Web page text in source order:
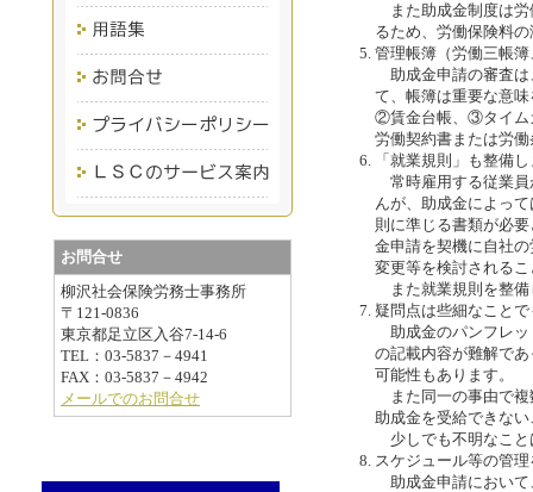
また助成金制度は労
るため、労働保険料
管理帳簿（労働三帳
助成金申請の審査は
て、帳簿は重要な意
②賃金台帳、③タイム
労働契約書または労
「就業規則」も整備
常時雇用する従業員
んが、助成金によっ
則に準じる書類が必
金申請を契機に自社
変更等を検討される
また就業規則を整備
疑問点は些細なこと
助成金のパンフレッ
の記載内容が難解で
可能性もあります。
また同一の事由で複
助成金を受給できな
少しでも不明なこと
スケジュール等の管
助成金申請において
お問合せ
柳沢社会保険労務士事務所
〒121-0836
東京都足立区入谷7-14-6
TEL：03-5837－4941
FAX：03-5837－4942
メールでのお問合せ